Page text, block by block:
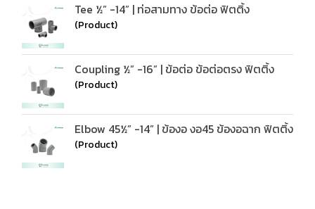
Tee ½” -14” | ท่อสามทาง ข้อต่อ ฟิตติ้ง
(Product)
Coupling ½” -16” | ข้อต่อ ข้อต่อตรง ฟิตติ้ง
(Product)
Elbow 45½” -14” | ข้องอ งอ45 ข้องอฉาก ฟิตติ้ง
(Product)